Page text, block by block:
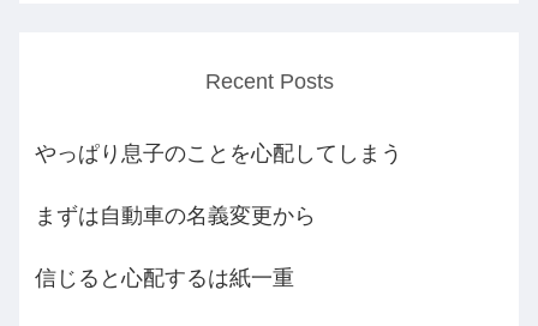
Recent Posts
やっぱり息子のことを心配してしまう
まずは自動車の名義変更から
信じると心配するは紙一重